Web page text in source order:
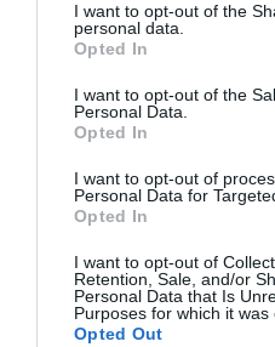
not limited to your visit or
grant or deny consent to
use your data for below
consent section.
I want to opt-out of the
personal data.
Opted In
I want to opt-out of the
Personal Data.
Opted In
I want to opt-out of
Personal Data for
Opted In
I want to opt-out of
Retention, Sale, and/or
Personal Data that Is
Purposes for which it was
Opted Out
amelyet
2021-ben szállítatta a
repülőgépet luxus, nem
használnak fel.
koncepcióról lehetett már